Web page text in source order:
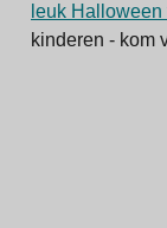
leuk Halloween
kinderen - kom